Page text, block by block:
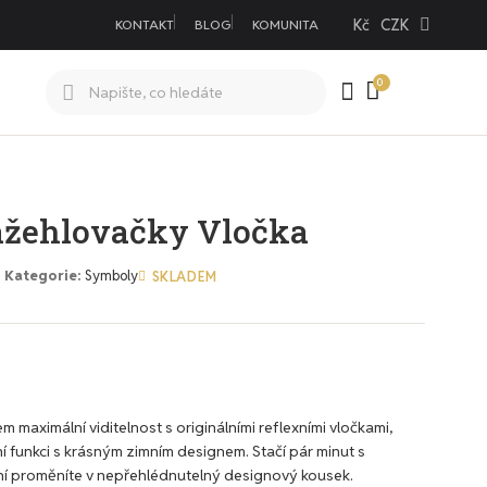
KONTAKT BLOG KOMUNITA Kč CZK
Vločka
Kategorie Symboly SKLADEM
maximální viditelnost s originálními reflexními vločkami,
s krásným zimním designem. Stačí pár minut s
proměníte v nepřehlédnutelný designový kousek.